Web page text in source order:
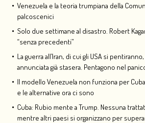
Venezuela e la teoria trumpiana della
palcoscenici
Solo due settimane al disastro. Robert
“senza precedenti”
La guerra all’Iran, di cui gli USA si
annunciata già stasera. Pentagono nel
Il modello Venezuela non funziona per
e le alternative ora ci sono
Cuba: Rubio mente a Trump. Nessuna
mentre altri paesi si organizzano per